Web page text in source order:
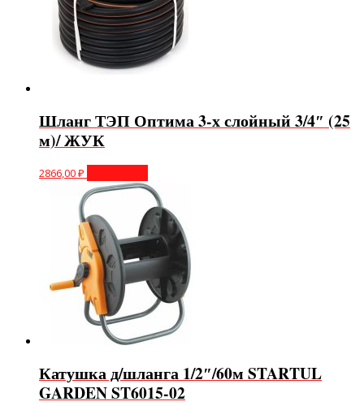
Шланг ТЭП Оптима 3-х слойный 3/4″ (25
м)/ ЖУК
2866,00₽
Катушка д/шланга 1/2″/60м STARTUL
GARDEN ST6015-02